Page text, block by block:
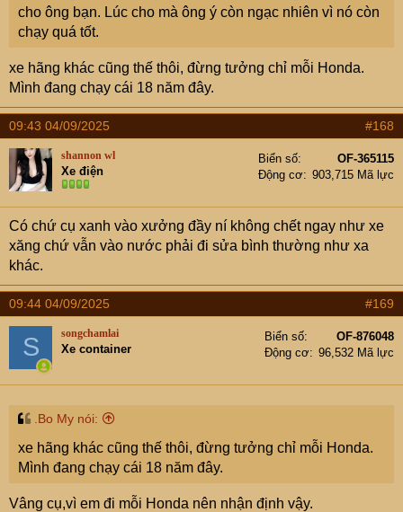
cho ông bạn. Lúc cho mà ông ý còn ngạc nhiên vì nó còn
chạy quá tốt.
xe hãng khác cũng thế thôi, đừng tưởng chỉ mỗi Honda.
Mình đang chạy cái 18 năm đây.
09:43 04/09/2025 #168
shannon wl
Xe điện
Biển số
OF-365115
Động cơ
903,715 Mã lực
Có chứ cụ xanh vào xưởng đầy ní không chết ngay như xe
xăng chứ vẫn vào nước phải đi sửa bình thường như xa
khác.
09:44 04/09/2025 #169
S songchamlai
Xe container
Biển số
OF-876048
Động cơ
96,532 Mã lực
.Bo My nói:
xe hãng khác cũng thế thôi, đừng tưởng chỉ mỗi Honda.
Mình đang chạy cái 18 năm đây.
Vâng cụ,vì em đi mỗi Honda nên nhận định vậy.